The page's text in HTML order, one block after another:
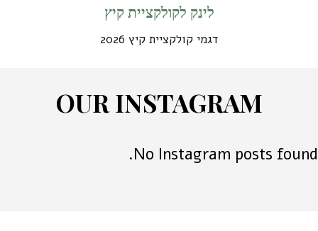
לינק לקולקציית קיץ
דגמי קולקציית קיץ 2026
OUR INSTAGRAM
No Instagram posts found.